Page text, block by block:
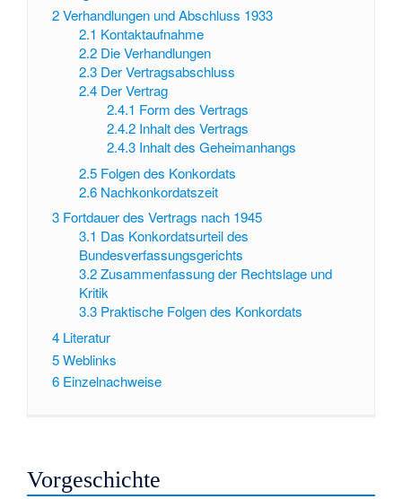
2Verhandlungen und Abschluss 1933
2.1 Kontaktaufnahme
2.2 Die Verhandlungen
2.3 Der Vertragsabschluss
2.4 Der Vertrag
2.4.1 Form des Vertrags
2.4.2 Inhalt des Vertrags
2.4.3 Inhalt des Geheimanhangs
2.5 Folgen des Konkordats
2.6 Nachkonkordatszeit
3 Fortdauer des Vertrags nach 1945
3.1 Das Konkordatsurteil des
Bundesverfassungsgerichts
3.2 Zusammenfassung der Rechtslage und
Kritik
3.3 Praktische Folgen des Konkordats
4 Literatur
5Weblinks
6 Einzelnachweise
Vorgeschichte